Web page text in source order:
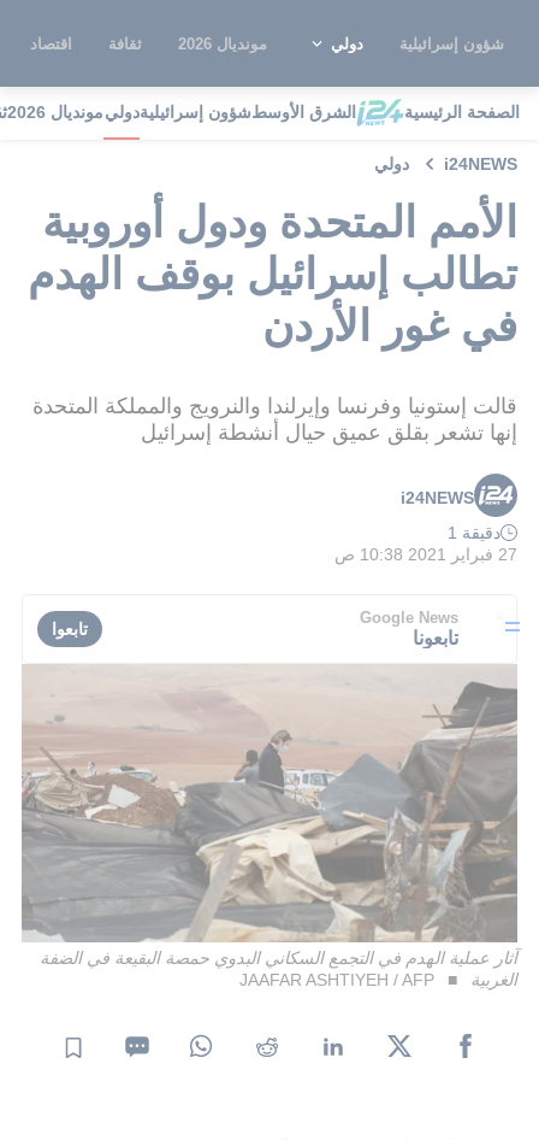
شؤون إسرائيلية دولي مونديال 2026 ثقافة اقتصاد
الصفحة الرئيسية الشرق الأوسطشؤون إسرائيليةدوليمونديال 2026
i24NEWS دولي
الأمم المتحدة ودول أوروبية
تطالب إسرائيل بوقف الهدم
في غور الأردن
قالت إستونيا وفرنسا وإيرلندا والنرويج والمملكة المتحدة
إنها تشعر بقلق عميق حيال أنشطة إسرائيل
i24NEWS
دقيقة 1
27 فبراير 2021 10:38 ص
Google News
تابعونا تابعوا
آثار عملية الهدم في التجمع السكاني البدوي حمصة البقيعة في الضفة
الغربية
JAAFAR ASHTIYEH / AFP